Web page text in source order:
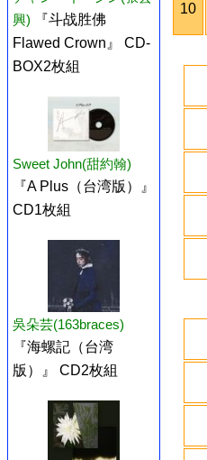
興)
『斗战胜佛
Flawed Crown』 CD-
BOX2枚組
Sweet John(甜約翰)
『A Plus（台湾版）』
CD1枚組
吳朵芸(163braces)
『海螺記（台湾
版）』 CD2枚組
10